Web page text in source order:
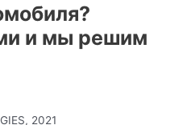
и мы решим
2021